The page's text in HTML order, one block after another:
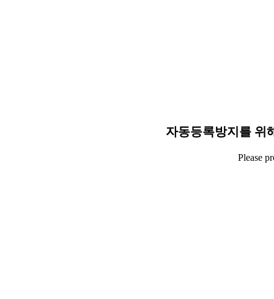
자동등록방지를 위
Please